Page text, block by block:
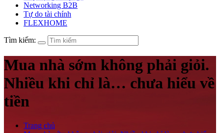
Networking B2B
Tự do tài chính
FLEXHOME
Tìm kiếm:
Mua nhà sớm không phải giỏi.
Nhiều khi chỉ là… chưa hiểu về
tiền
Trang chủ